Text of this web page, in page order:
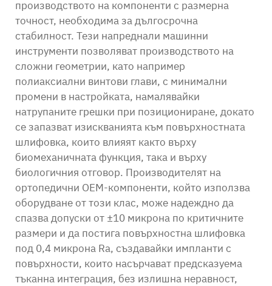
производството на компоненти с размерна
точност, необходима за дългосрочна
стабилност. Тези напреднали машинни
инструменти позволяват производството на
сложни геометрии, като например
полиаксиални винтови глави, с минимални
промени в настройката, намалявайки
натрупаните грешки при позициониране, докато
се запазват изискванията към повърхностната
шлифовка, които влияят както върху
биомеханичната функция, така и върху
биологичния отговор. Производителят на
ортопедични OEM-компоненти, който използва
оборудване от този клас, може надеждно да
спазва допуски от ±10 микрона по критичните
размери и да постига повърхностна шлифовка
под 0,4 микрона Ra, създавайки импланти с
повърхности, които насърчават предсказуема
тъканна интеграция, без излишна неравност,